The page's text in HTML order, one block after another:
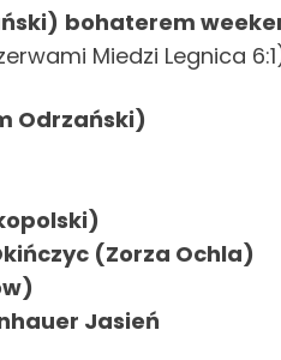
bohaterem
Miedzi Legnica
Odrzański)
(Zorza Ochla)
Jasień